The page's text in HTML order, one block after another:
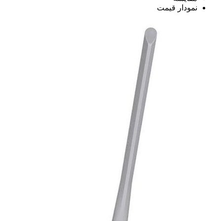
نمودار قیمت